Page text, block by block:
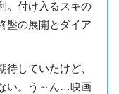
。付け入るスキの
盤の展開とダイア
待していたけど、
い。う～ん…映画